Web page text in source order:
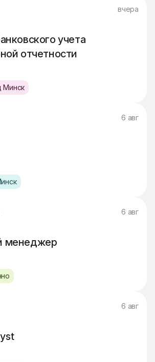
вчера
учета
отчетности
Минск
6 авг
6 авг
менеджер
6 авг